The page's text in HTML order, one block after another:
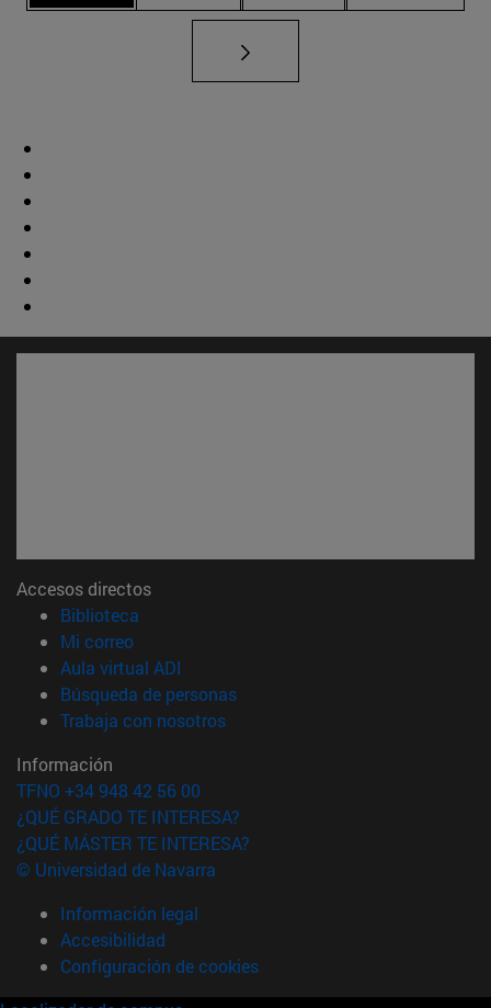
Accesos directos
Biblioteca
Mi correo(abre en nueva ventana)
Aula virtual ADI
Búsqueda de personas(abre en nueva ventana)
Trabaja con nosotros(abre en nueva ventana)
Información
TFNO +34 948 42 56 00
¿QUÉ GRADO TE INTERESA?
¿QUÉ MÁSTER TE INTERESA?
© Universidad de Navarra
Información legal
Accesibilidad
Configuración de cookies